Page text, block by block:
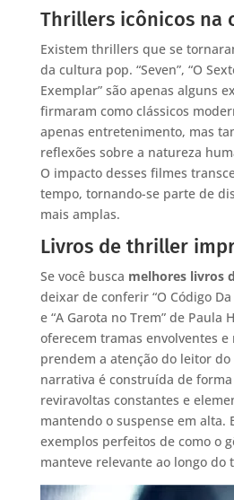
Thrillers icônicos na
Existem thrillers que se
da cultura pop. “Seven”, “O
Exemplar” são apenas alguns
firmaram como clássicos
apenas entretenimento, mas
reflexões sobre a natureza
O impacto desses filmes
tempo, tornando-se parte de
mais amplas.
Livros de thriller
Se você busca melhores livros
deixar de conferir “O Código
e “A Garota no Trem” de Paula
oferecem tramas envolventes
prendem a atenção do leitor
narrativa é construída de
reviravoltas constantes e
mantendo o suspense em alta.
exemplos perfeitos de como o
manteve relevante ao longo do